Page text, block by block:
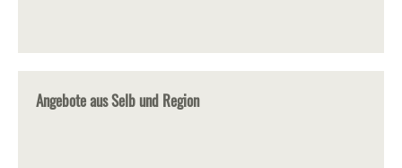
Angebote aus Selb und Region